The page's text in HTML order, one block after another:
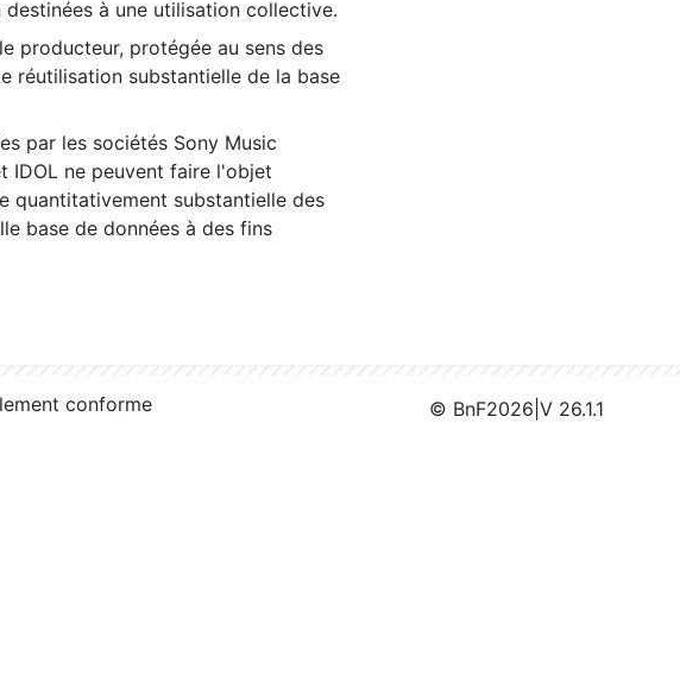
à une utilisation collective.
producteur, protégée au sens des
réutilisation substantielle de la base
par les sociétés Sony Music
IDOL ne peuvent faire l'objet
quantitativement substantielle des
base de données à des fins
conforme © BnF2026 V 26.1.1